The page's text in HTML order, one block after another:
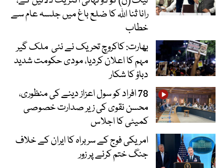
رانا ثنا اللہ کا ضلع باغ میں جلسہ عام سے
خطاب
بھارت: کاکروچ تحریک نے نئی ملک گیر
مہم کا اعلان کردیا، مودی حکومت شدید
دباؤ کا شکار
78 افراد کو سول اعزاز دینے کی منظوری،
محسن نقوی کی زیر صدارت خصوصی
کمیٹی کا اجلاس
امریکی فوج کے سربراہ کا ایران کے خلاف
جنگ ختم کرنے پر زور